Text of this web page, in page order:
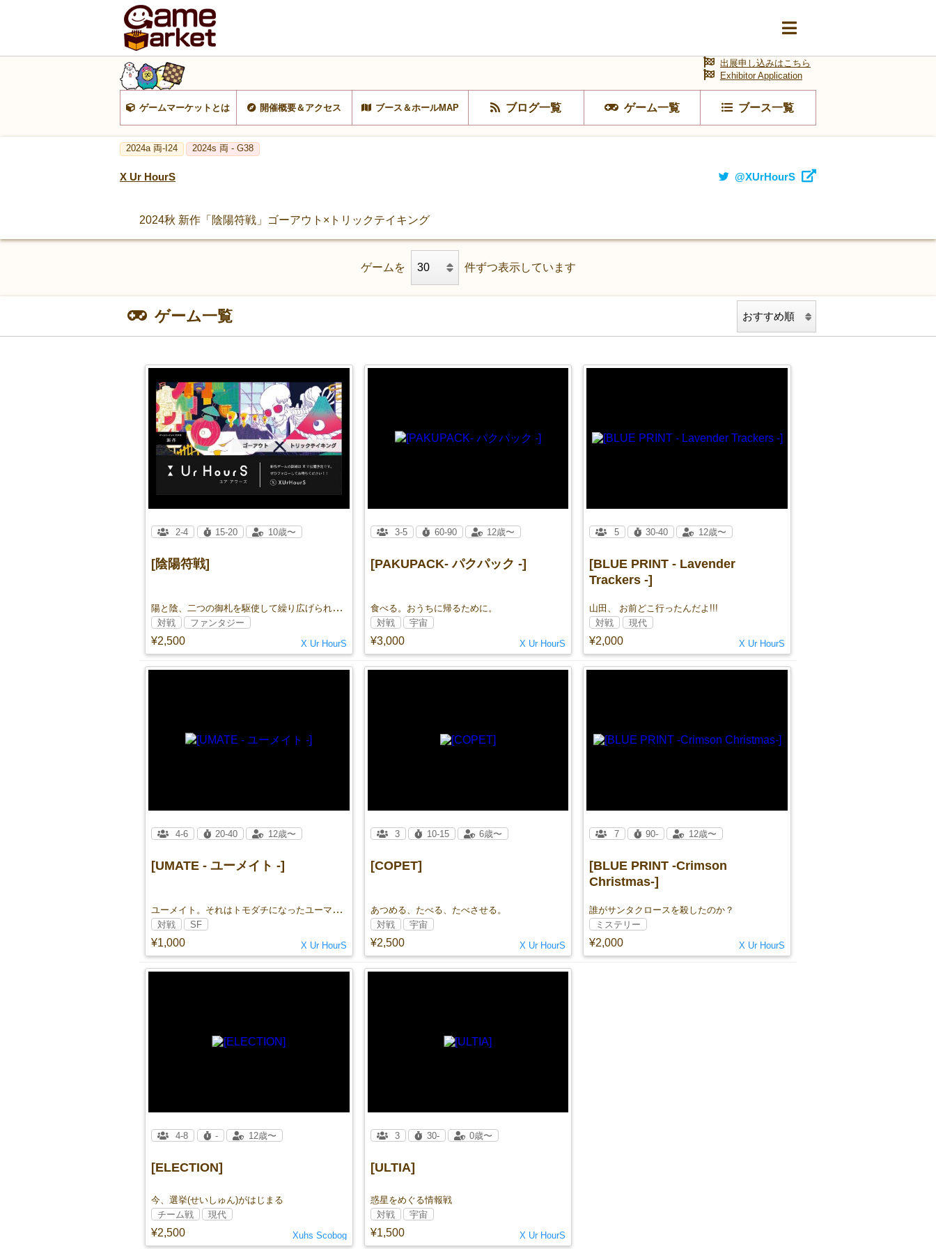
ゲームマーケットとは 開催概要＆アクセス ブース＆ホールMAP ブログ一覧 ゲーム一覧 ブース一覧
出展申し込みはこちら
Exhibitor Application
2024a 両-I24 2024s 両 - G38
X Ur HourS @XUrHourS
2024秋 新作「陰陽符戦」ゴーアウト×トリックテイキング
ゲームを 件ずつ表示しています
ゲーム一覧
[陰陽符戦]
陽と陰、二つの御札を駆使して繰り広げられる戦略バトル。巧みな呪符の運用と俊敏な判断力ですべての妖怪を祓え！
¥2,500
2-4 15-20 10歳〜
対戦 ファンタジー
X Ur HourS
[PAKUPACK- パクパック -]
食べる。おうちに帰るために。
¥3,000
3-5 60-90 12歳〜
対戦 宇宙
X Ur HourS
[BLUE PRINT - Lavender
Trackers -]
山田、 お前どこ行ったんだよ!!!
¥2,000
5 30-40 12歳〜
対戦 現代
X Ur HourS
[UMATE - ユーメイト -]
ユーメイト。それはトモダチになったユーマのこと。
¥1,000
4-6 20-40 12歳〜
対戦 SF
X Ur HourS
[COPET]
あつめる、たべる、たべさせる。
¥2,500
3 10-15 6歳〜
対戦 宇宙
X Ur HourS
[BLUE PRINT -Crimson
Christmas-]
誰がサンタクロースを殺したのか？
¥2,000
7 90- 12歳〜
ミステリー
X Ur HourS
[ELECTION]
今、選挙(せいしゅん)がはじまる
¥2,500
4-8 - 12歳〜
チーム戦 現代
Xuhs Scobog
[ULTIA]
惑星をめぐる情報戦
¥1,500
3 30- 0歳〜
対戦 宇宙
X Ur HourS